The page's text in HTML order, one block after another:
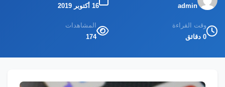
admin
16 أكتوبر 2019
وقت القراءة
0 دقائق
المشاهدات
174